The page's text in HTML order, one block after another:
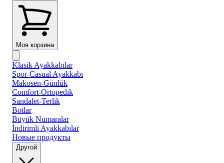
Моя корзина
Klasik Ayakkabılar
Spor-Casual Ayakkabı
Makosen-Günlük
Comfort-Ortopedik
Sandalet-Terlik
Botlar
Büyük Numaralar
İndirimli Ayakkabılar
Новые продукты
Другой